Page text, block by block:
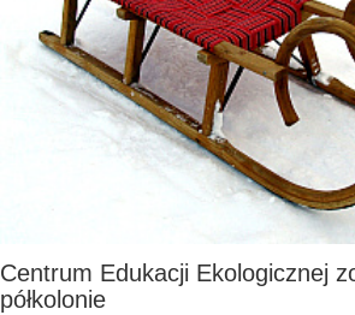
Centrum Edukacji Ekologicznej
półkolonie